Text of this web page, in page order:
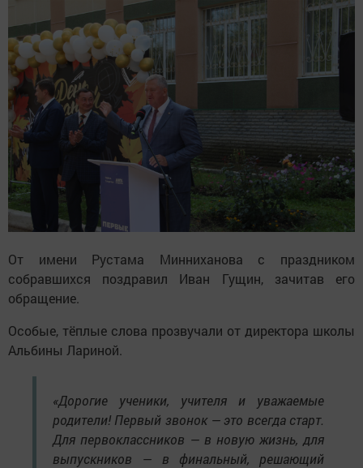
От имени Рустама Минниханова с праздником
собравшихся поздравил Иван Гущин, зачитав его
обращение.
Особые, тёплые слова прозвучали от директора школы
Альбины Лариной.
«Дорогие ученики, учителя и уважаемые
родители! Первый звонок — это всегда старт.
Для первоклассников — в новую жизнь, для
выпускников — в финальный, решающий